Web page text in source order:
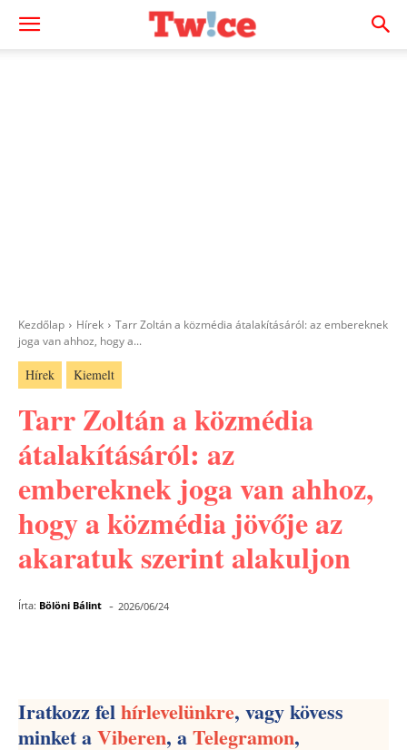
Kezdőlap Hírek
Tarr Zoltán a közmédia átalakításáról: az embereknek
joga van ahhoz, hogy a...
Hírek Kiemelt
Tarr Zoltán a közmédia
átalakításáról: az
embereknek joga van ahhoz,
hogy a közmédia jövője az
akaratuk szerint alakuljon
Írta: Bölöni Bálint - 2026/06/24
Iratkozz felhírlevelünkre, vagy kövess
minket aViberen, aTelegramon,